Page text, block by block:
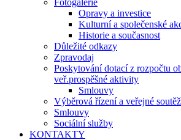
Fotogalerie
Opravy a investice
Kulturní a společenské
Historie a současnost
Důležité odkazy
Zpravodaj
Poskytování dotací z rozpočtu
veř.prospěšné aktivity
Smlouvy
Výběrová řízení a veřejné
Smlouvy
Sociální služby
KONTAKTY